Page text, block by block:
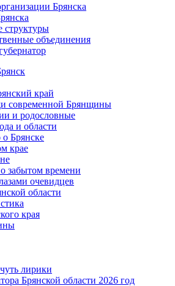
Брянска
структуры
объединения
край
современной Брянщины
и родословные
и области
Брянске
крае
забытом времени
очевидцев
области
края
лирики
Брянской области 2026 год